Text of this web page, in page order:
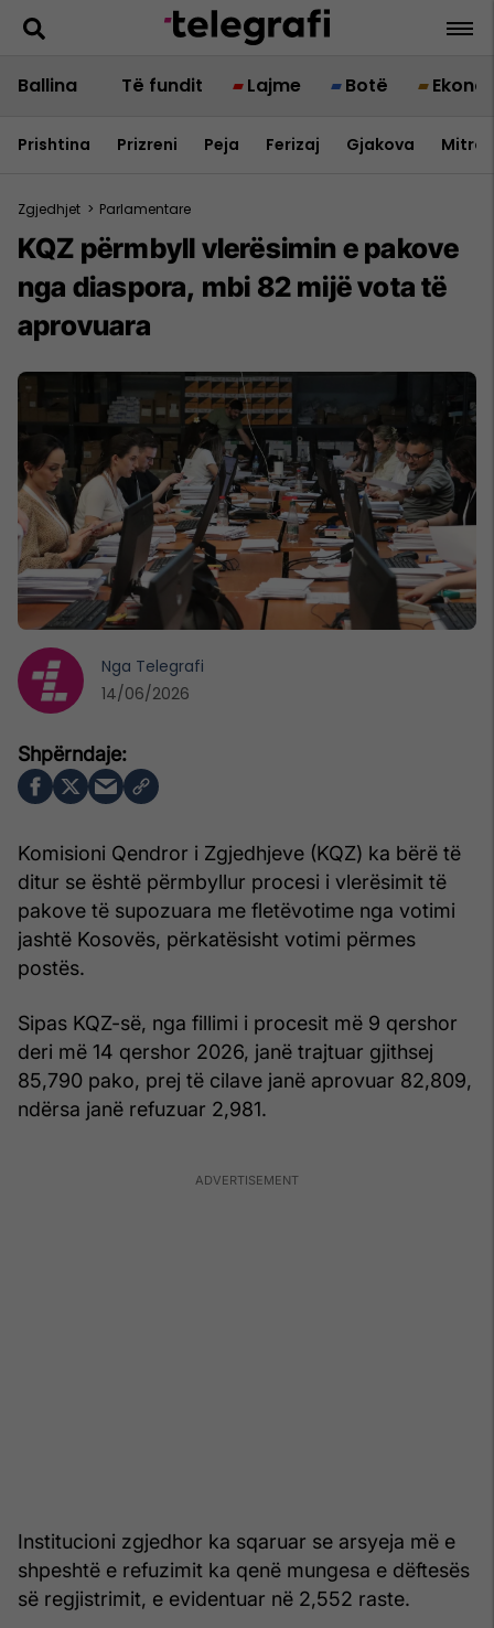
Ballina Të fundit Lajme Botë
Prishtina Prizreni Peja Ferizaj Gjakova
Zgjedhjet > Parlamentare
KQZ përmbyll vlerësimin e pakove
nga diaspora, mbi 82 mijë vota të
aprovuara
Komisioni Qendror i Zgjedhjeve (KQZ) ka bërë të
ditur se është përmbyllur procesi i vlerësimit të
pakove të supozuara me fletëvotime nga votimi
jashtë Kosovës, përkatësisht votimi përmes
postës.
Sipas KQZ-së, nga fillimi i procesit më 9 qershor
deri më 14 qershor 2026, janë trajtuar gjithsej
85,790 pako, prej të cilave janë aprovuar 82,809,
ndërsa janë refuzuar 2,981.
Institucioni zgjedhor ka sqaruar se arsyeja më e
shpeshtë e refuzimit ka qenë mungesa e dëftesës
së regjistrimit, e evidentuar në 2,552 raste.
Nga Telegrafi
14/06/2026